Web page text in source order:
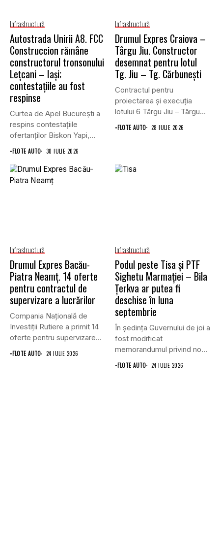
Infrastructură
Autostrada Unirii A8. FCC
Construccion rămâne
constructorul tronsonului
Lețcani – Iași;
contestațiile au fost
respinse
Curtea de Apel București a
respins contestațiile
ofertanților Biskon Yapi,
Straco și...
•FLOTE AUTO 30 IULIE 2026
Infrastructură
Drumul Expres Craiova –
Târgu Jiu. Constructor
desemnat pentru lotul
Tg. Jiu – Tg. Cărbunești
Contractul pentru
proiectarea și execuția
lotului 6 Târgu Jiu – Târgu
Cărbunești,...
•FLOTE AUTO 28 IULIE 2026
Infrastructură
Drumul Expres Bacău-
Piatra Neamț. 14 oferte
pentru contractul de
supervizare a lucrărilor
Compania Națională de
Investiții Rutiere a primit 14
oferte pentru supervizarea
lucrărilor...
•FLOTE AUTO 24 IULIE 2026
Infrastructură
Podul peste Tisa și PTF
Sighetu Marmației – Bila
Țerkva ar putea fi
deschise în luna
septembrie
În ședința Guvernului de joi a
fost modificat
memorandumul privind noul
punct...
•FLOTE AUTO 24 IULIE 2026